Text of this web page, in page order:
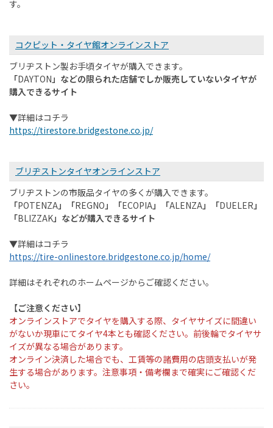
す。
コクピット・タイヤ館オンラインストア
ブリヂストン製お手頃タイヤが購入できます。
「DAYTON 」などの限られた店舗でしか販売していないタイヤが
購入できるサイト
▼詳細はコチラ
https://tirestore.bridgestone.co.jp/
ブリヂストンタイヤオンラインストア
ブリヂストンの市販品タイヤの多くが購入できます。
「POTENZA」「REGNO 」「ECOPIA」「ALENZA」「DUELER 」
「BLIZZAK」などが購入できるサイト
▼詳細はコチラ
https://tire-onlinestore.bridgestone.co.jp/home/
詳細はそれぞれのホームページからご確認ください。
【ご注意ください】
オンラインストアでタイヤを購入する際、タイヤサイズに間違い
がないか現車にてタイヤ4本とも確認ください。前後輪でタイヤサ
イズが異なる場合があります。
オンライン決済した場合でも、工賃等の諸費用の店頭支払いが発
生する場合があります。注意事項・備考欄まで確実にご確認くだ
さい。